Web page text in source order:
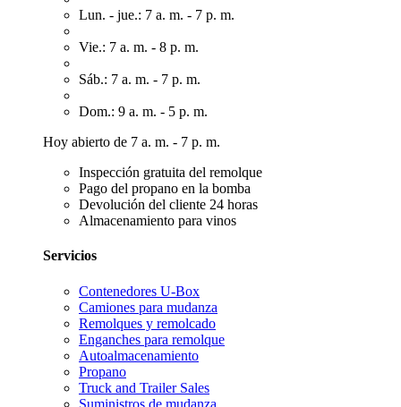
Lun. - jue.: 7 a. m. - 7 p. m.
Vie.: 7 a. m. - 8 p. m.
Sáb.: 7 a. m. - 7 p. m.
Dom.: 9 a. m. - 5 p. m.
Hoy abierto de 7 a. m. - 7 p. m.
Inspección gratuita del remolque
Pago del propano en la bomba
Devolución del cliente 24 horas
Almacenamiento para vinos
Servicios
Contenedores U-Box
Camiones para mudanza
Remolques y remolcado
Enganches para remolque
Autoalmacenamiento
Propano
Truck and Trailer Sales
Suministros de mudanza